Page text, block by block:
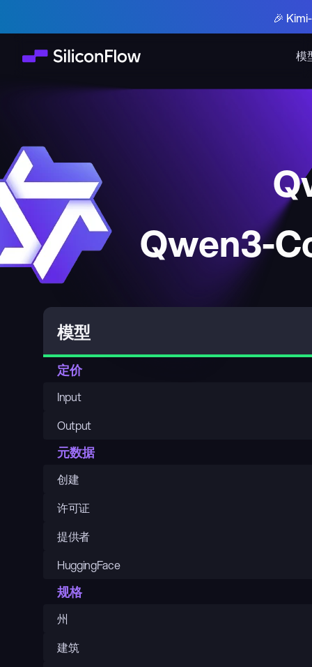
模
🎉
Qwen3-
模型
定价
Input
Output
元数据
创建
许可证
提供者
HuggingFace
规格
州
建筑